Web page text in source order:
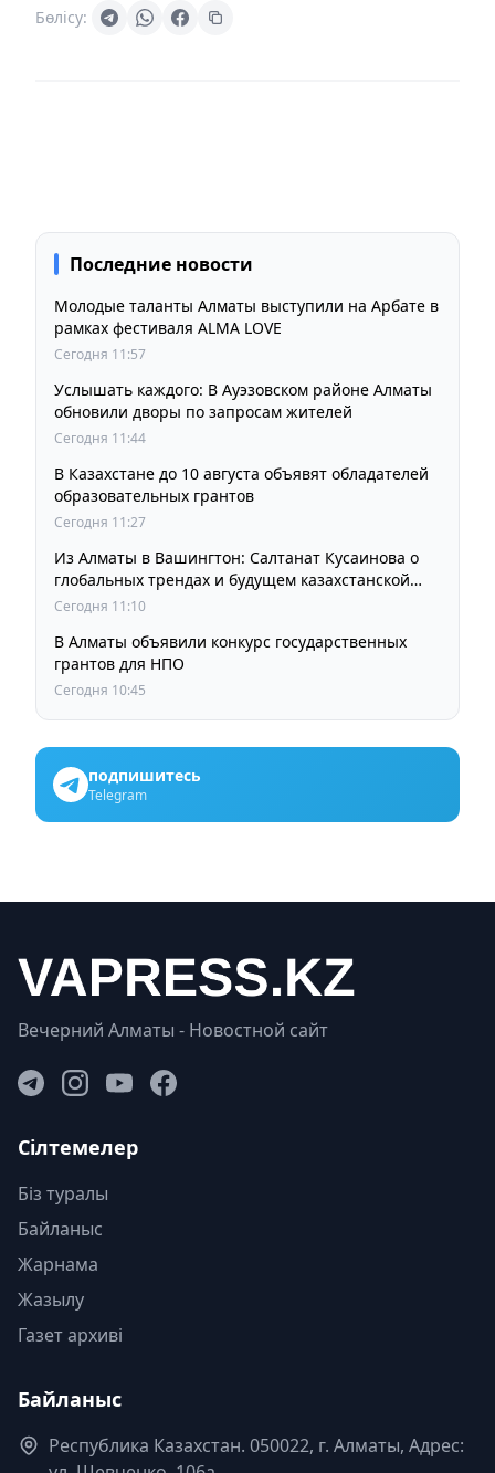
Бөлісу:
Последние новости
Молодые таланты Алматы выступили на Арбате в
рамках фестиваля ALMA LOVE
Сегодня 11:57
Услышать каждого: В Ауэзовском районе Алматы
обновили дворы по запросам жителей
Сегодня 11:44
В Казахстане до 10 августа объявят обладателей
образовательных грантов
Сегодня 11:27
Из Алматы в Вашингтон: Салтанат Кусаинова о
глобальных трендах и будущем казахстанской
школы
Сегодня 11:10
В Алматы объявили конкурс государственных
грантов для НПО
Сегодня 10:45
подпишитесь
Telegram
Вечерний Алматы - Новостной сайт
Сілтемелер
Біз туралы
Байланыс
Жарнама
Жазылу
Газет архиві
Байланыс
Республика Казахстан. 050022, г. Алматы, Адрес: